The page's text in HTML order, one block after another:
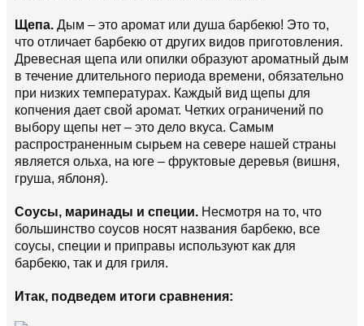
Щепа. Дым – это аромат или душа барбекю! Это то,
что отличает барбекю от других видов приготовления.
Древесная щепа или опилки образуют ароматный дым
в течение длительного периода времени, обязательно
при низких температурах. Каждый вид щепы для
копчения дает свой аромат. Четких ограничений по
выбору щепы нет – это дело вкуса. Самым
распространенным сырьем на севере нашей страны
является ольха, на юге – фруктовые деревья (вишня,
груша, яблоня).
Соусы, маринады и специи. Несмотря на то, что
большинство соусов носят названия барбекю, все
соусы, специи и приправы используют как для
барбекю, так и для гриля.
Итак, подведем итоги сравнения: